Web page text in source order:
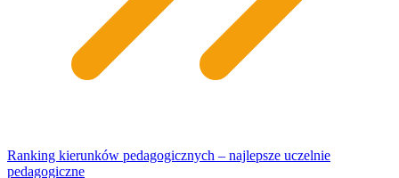
Ranking kierunków pedagogicznych – najlepsze uczelnie
pedagogiczne